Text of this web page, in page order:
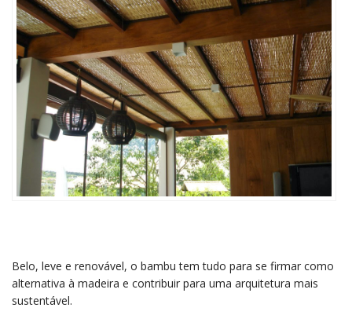
Belo, leve e renovável, o bambu tem tudo para se firmar como
alternativa à madeira e contribuir para uma arquitetura mais
sustentável.